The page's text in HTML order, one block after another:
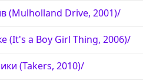
(Mulholland Drive, 2001)/
(It's a Boy Girl Thing, 2006)/
(Takers, 2010)/